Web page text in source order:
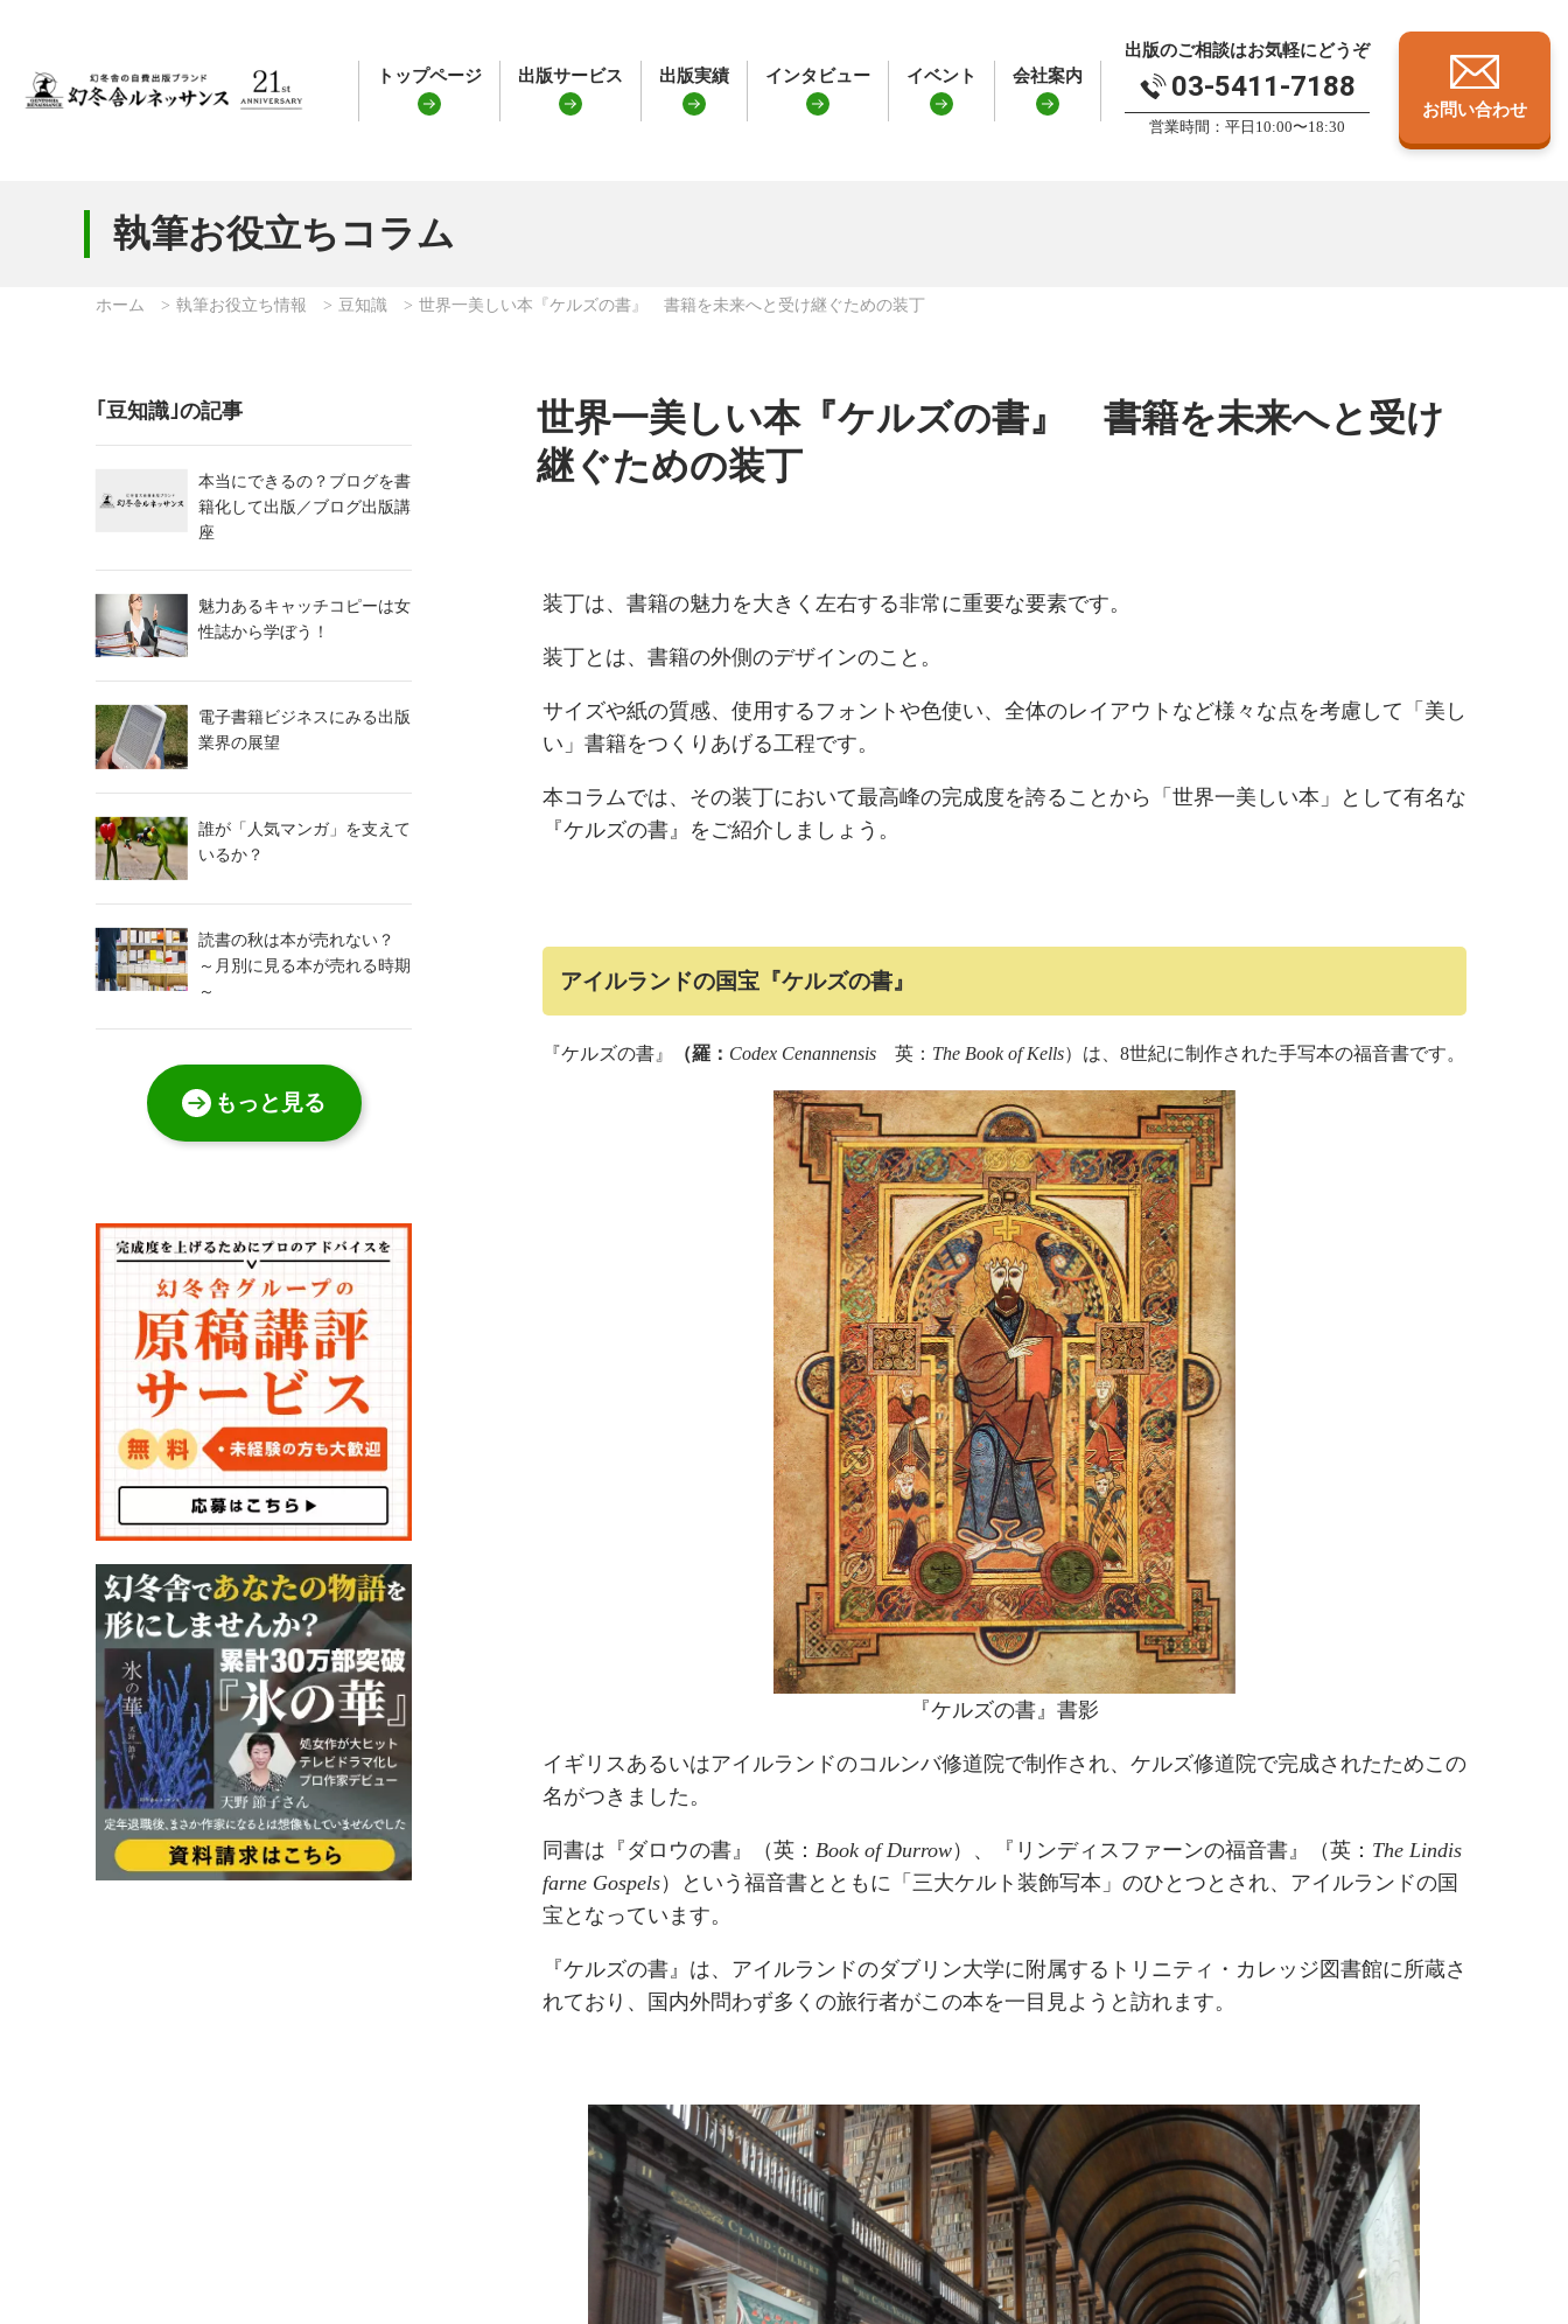
トップページ 出版サービス 出版実績 インタビュー イベント 会社案内
出版のご相談はお気軽にどうぞ
03-5411-7188
営業時間：平日10:00〜18:30
お問い合わせ
執筆お役立ちコラム
ホーム 執筆お役立ち情報 豆知識 世界一美しい本『ケルズの書』 書籍を未来へと受け継ぐための装丁
世界一美しい本『ケルズの書』 書籍を未来へと受け
継ぐための装丁
装丁は、書籍の魅力を大きく左右する非常に重要な要素です。
装丁とは、書籍の外側のデザインのこと。
サイズや紙の質感、使用するフォントや色使い、全体のレイアウトなど様々な点を考慮して「美し
い」書籍をつくりあげる工程です。
本コラムでは、その装丁において最高峰の完成度を誇ることから「世界一美しい本」として有名な
『ケルズの書』をご紹介しましょう。
アイルランドの国宝『ケルズの書』
『ケルズの書』 （羅： Codex Cenannensis 英： The Book of Kells）は、8世紀に制作された手写本の福音書です。
『ケルズの書』書影
イギリスあるいはアイルランドのコルンバ修道院で制作され、ケルズ修道院で完成されたためこの
名がつきました。
同書は『ダロウの書』（英： Book of Durrow）、『リンディスファーンの福音書』（英： The Lindis
farne Gospels）という福音書とともに「三大ケルト装飾写本」のひとつとされ、アイルランドの国
宝となっています。
『ケルズの書』は、アイルランドのダブリン大学に附属するトリニティ・カレッジ図書館に所蔵さ
れており、国内外問わず多くの旅行者がこの本を一目見ようと訪れます。
｢豆知識｣の記事
本当にできるの？ブログを書
籍化して出版／ブログ出版講
座
魅力あるキャッチコピーは女
性誌から学ぼう！
電子書籍ビジネスにみる出版
業界の展望
誰が「人気マンガ」を支えて
いるか？
読書の秋は本が売れない？
～月別に見る本が売れる時期
～
もっと見る